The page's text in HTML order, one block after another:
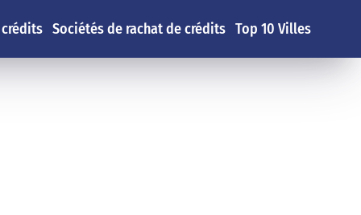
Sociétés de rachat de crédits Top 10 Villes